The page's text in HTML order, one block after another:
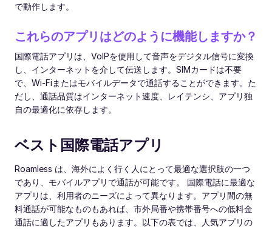
で動作します。
これらのアプリはどのように機能しますか？
国際電話アプリは、VoIPを使用して音声をデジタル信号に変換
し、インターネットを介して伝送します。SIMカードは不要
で、Wi-Fiまたはモバイルデータで通話することができます。た
だし、通話品質はインターネット速度、レイテンシ、アプリ独
自の最適化に依存します。
ベスト国際電話アプリ
Roamless は、海外によく行く人にとって最適な選択肢の一つ
であり、モバイルアプリで通話が可能です。 国際電話に最適な
アプリは、利用者のニーズによって異なります。アプリ間の無
料通話が可能なものもあれば、市外局番や携帯番号への低料金
通話に適したアプリもあります。以下の表では、人気アプリの